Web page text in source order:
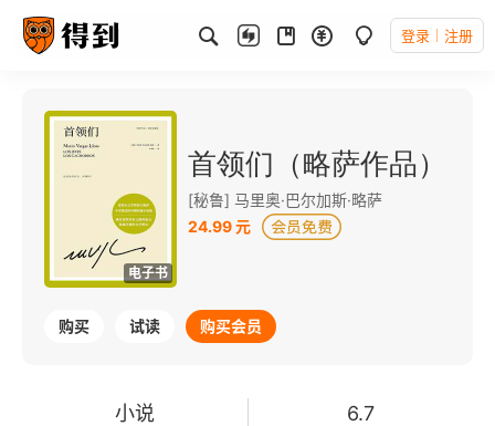
登录 注册
电子书
首领们（略萨作品）
[秘鲁] 马里奥·巴尔加斯·略萨
24.99 元
购买 试读 购买会员
小说 6.7